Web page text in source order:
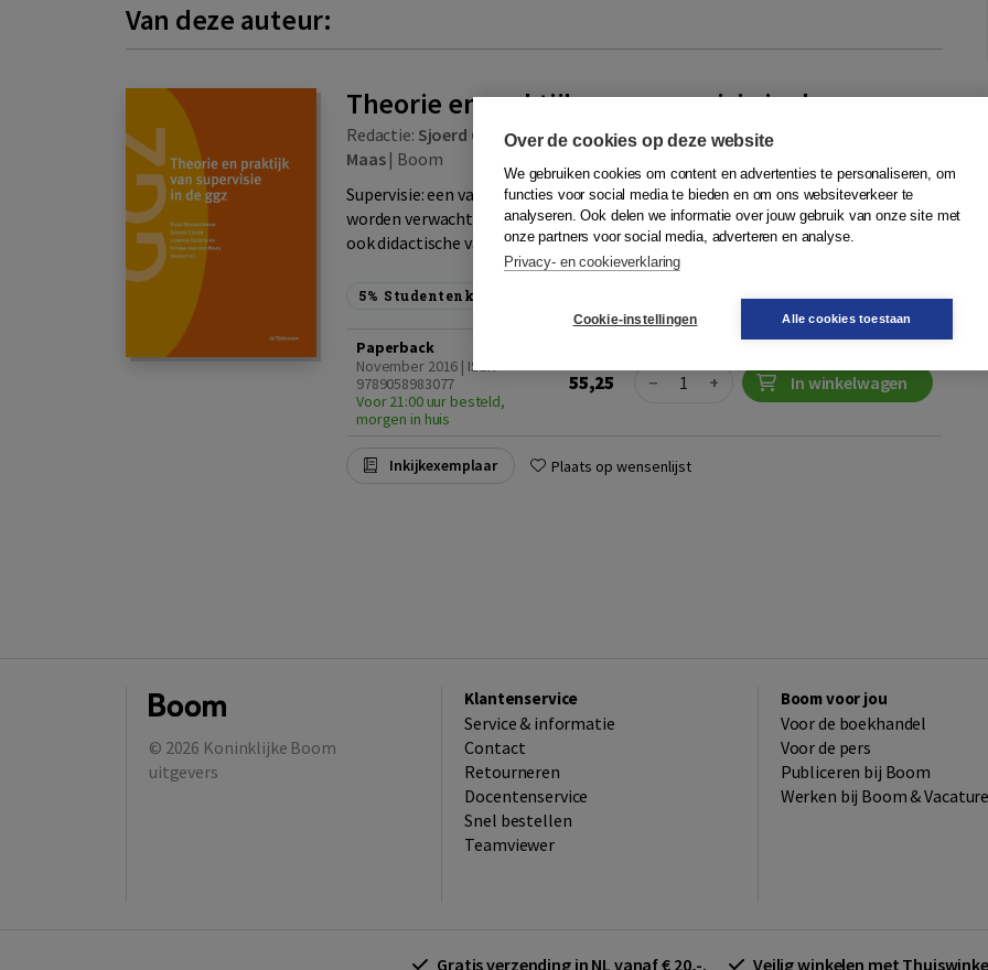
Van deze auteur:
Theorie en praktijk van supervisie in de ggz
Redactie: Sjoerd Colijn,Ruud Beunderman,Lidwien Geertjens
Maas| Boom
Supervisie: een vak apart Supervisie is een vak apart en van een supervisor mag
worden verwacht dat deze niet alleen kundig en ervaren is als therapeut, maar
ook didactische vaardigheden verenigt ...Meer
5% Studentenkorting
Paperback
November 2016 | ISBN
9789058983077
Voor 21:00 uur besteld,
morgen in huis
55,25 Quantity
− + In winkelwagen
Inkijkexemplaar Plaats op wensenlijst
© 2026 Koninklijke Boom
uitgevers
Klantenservice
Service & informatie
Contact
Retourneren
Docentenservice
Snel bestellen
Teamviewer
Boom voor jou
Voor de boekhandel
Voor de pers
Publiceren bij Boom
Werken bij Boom &
Gratis verzending in NL vanaf € 20,-. Veilig winkelen met
Over de cookies op deze website
We gebruiken cookies om content en advertenties te personaliseren, om
functies voor social media te bieden en om ons websiteverkeer te
analyseren. Ook delen we informatie over jouw gebruik van onze site met
onze partners voor social media, adverteren en analyse.
Privacy- en cookieverklaring
Cookie-instellingen Alle cookies toestaan